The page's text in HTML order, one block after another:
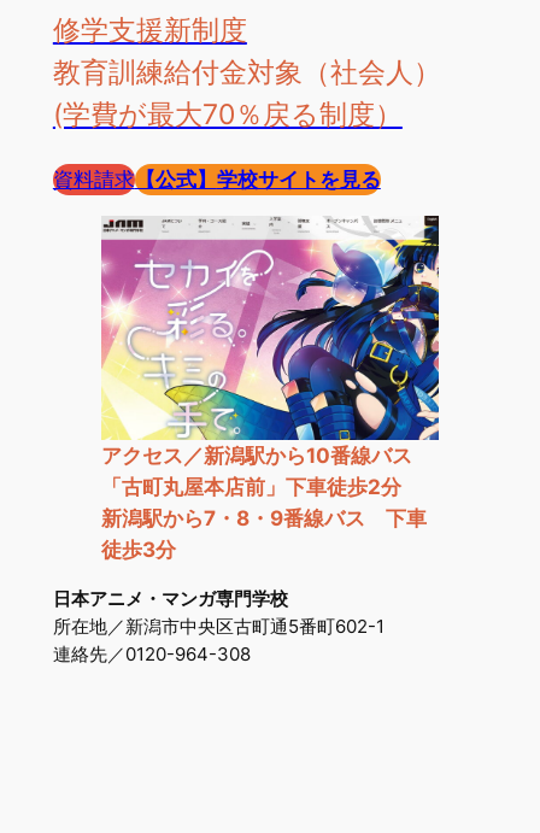
修学支援新制度
教育訓練給付金対象（社会人）
(学費が最大70％戻る制度）
資料請求【公式】 学校サイトを見る
アクセス／新潟駅から10番線バス
「古町丸屋本店前」下車徒歩2分
新潟駅から7・8・9番線バス 下車
徒歩3分
日本アニメ・マンガ専門学校
所在地／新潟市中央区古町通5番町602-1
連絡先／0120-964-308